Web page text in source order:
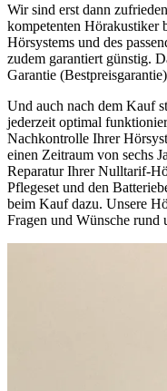
Wir sind erst dann
kompetenten Hörakustiker
Hörsystems und des
zudem garantiert günstig.
Garantie
Und auch nach dem Kauf
jederzeit optimal
Nachkontrolle Ihrer
einen Zeitraum von sechs
Reparatur Ihrer Nulltarif-
Pflegeset und den
beim Kauf dazu. Unsere
Fragen und Wünsche rund